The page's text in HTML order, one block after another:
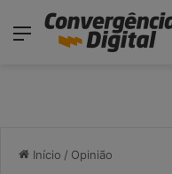
Menu
Início / Opinião